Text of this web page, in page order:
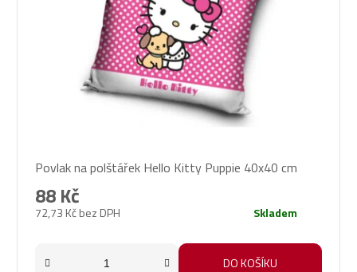
Povlak na polštářek Hello Kitty Puppie 40x40 cm
72,73 Kč bez DPH
88 Kč
Skladem
DO KOŠÍKU